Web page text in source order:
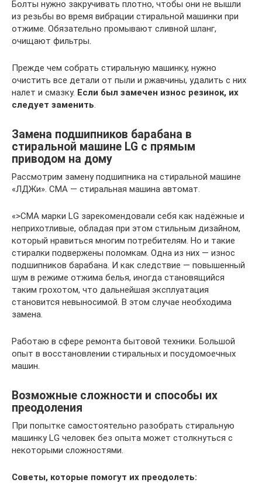
Болты нужно закручивать плотно, чтобы они не вышли
из резьбы во время вибрации стиральной машинки при
отжиме. Обязательно промывают сливной шланг,
очищают фильтры.
Прежде чем собрать стиральную машинку, нужно
очистить все детали от пыли и ржавчины, удалить с них
налет и смазку. Если был замечен износ резинок, их
следует заменить.
Замена подшипников барабана в
стиральной машине LG с прямым
приводом на дому
Рассмотрим замену подшипника на стиральной машине
«ЛДЖи». СМА — стиральная машина автомат.
«>СМА марки LG зарекомендовали себя как надёжные и
неприхотливые, обладая при этом стильным дизайном,
который нравиться многим потребителям. Но и такие
стиралки подвержены поломкам. Одна из них — износ
подшипников барабана. И как следствие — повышенный
шум в режиме отжима белья, иногда становящийся
таким грохотом, что дальнейшая эксплуатация
становится невыносимой. В этом случае необходима
замена.
Работаю в сфере ремонта бытовой техники. Большой
опыт в восстановлении стиральных и посудомоечных
машин.
Возможные сложности и способы их
преодоления
При попытке самостоятельно разобрать стиральную
машинку LG человек без опыта может столкнуться с
некоторыми сложностями.
Советы, которые помогут их преодолеть: